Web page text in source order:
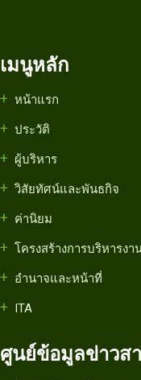
เมนูหลัก
หน้าแรก
ประวัติ
ผู้บริหาร
วิสัยทัศน์และพันธกิจ
ค่านิยม
โครงสร้างการบริหารงา
อำนาจและหน้าที่
ITA
ศูนย์ข้อมูลข่าวส